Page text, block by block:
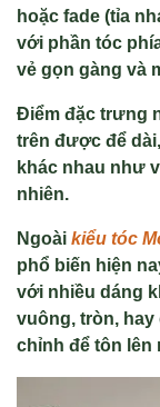
hoặc fade (tỉa
với phần tóc
vẻ gọn gàng và
Điểm đặc trưng
trên được để
khác nhau như
nhiên.
Ngoài kiểu tóc
phổ biến hiện
với nhiều dáng
vuông, tròn, hay
chỉnh để tôn lên